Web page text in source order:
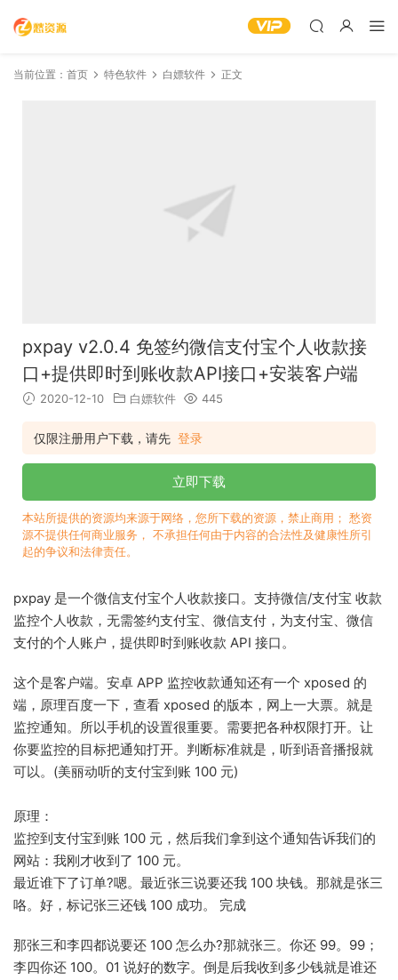
当前位置： 首页 特色软件 白嫖软件 正文
pxpay v2.0.4 免签约微信支付宝个人收款接
口+提供即时到账收款API接口+安装客户端
2020-12-10 白嫖软件 445
仅限注册用户下载，请先 登录
立即下载
本站所提供的资源均来源于网络，您所下载的资源，禁止商用； 愁资
源不提供任何商业服务， 不承担任何由于内容的合法性及健康性所引
起的争议和法律责任。
pxpay 是一个微信支付宝个人收款接口。支持微信/支付宝 收款
监控个人收款，无需签约支付宝、微信支付，为支付宝、微信
支付的个人账户，提供即时到账收款 API 接口。
这个是客户端。安卓 APP 监控收款通知还有一个 xposed 的
端，原理百度一下，查看 xposed 的版本，网上一大票。就是
监控通知。所以手机的设置很重要。需要把各种权限打开。让
你要监控的目标把通知打开。判断标准就是，听到语音播报就
可以。(美丽动听的支付宝到账 100 元)
原理：
监控到支付宝到账 100 元，然后我们拿到这个通知告诉我们的
网站：我刚才收到了 100 元。
最近谁下了订单?嗯。最近张三说要还我 100 块钱。那就是张三
咯。好，标记张三还钱 100 成功。 完成
那张三和李四都说要还 100 怎么办?那就张三。你还 99。99；
李四你还 100。01 说好的数字。倒是后我收到多少钱就是谁还